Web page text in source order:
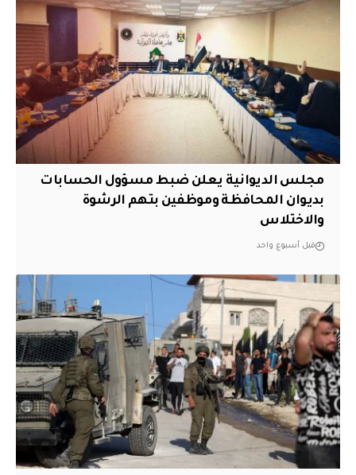
مجلس الديوانية يعلن ضبط مسؤول الحسابات
بديوان المحافظة وموظفين بتهم الرشوة
والاختلاس
قبل أسبوع واحد